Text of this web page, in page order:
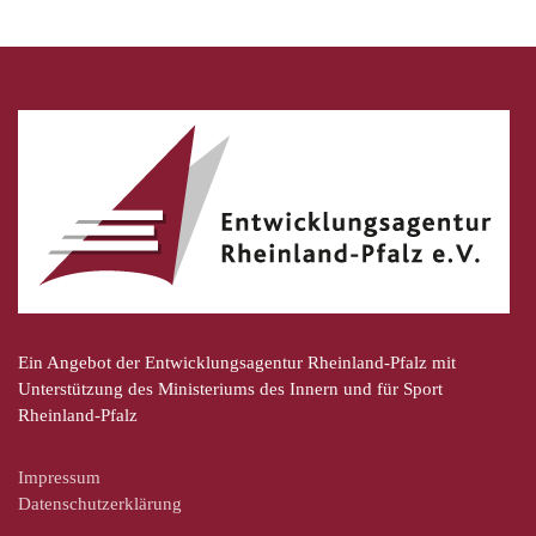
Ein Angebot der Entwicklungsagentur Rheinland-Pfalz mit
Unterstützung des Ministeriums des Innern und für Sport
Rheinland-Pfalz
Impressum
Datenschutzerklärung